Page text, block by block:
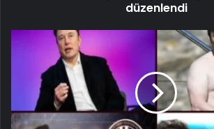
düzenlendi